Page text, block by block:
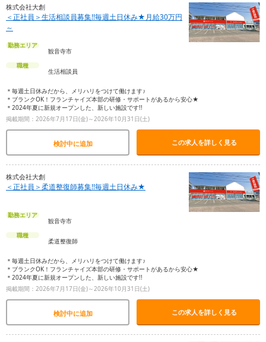
株式会社大創
＜正社員＞生活相談員募集!!毎週土日休み★月給30万円
～
勤務エリア
観音寺市
職種
生活相談員
＊毎週土日休みだから、メリハリをつけて働けます♪
＊ブランクOK！フランチャイズ本部の研修・サポートがあるから安心★
＊2024年夏に新規オープンした、新しい施設です!!
掲載期間：2026年7月17日(金)～2026年10月31日(土)
検討中に追加 この求人を詳しく見る
株式会社大創
＜正社員＞柔道整復師募集!!毎週土日休み★
勤務エリア
観音寺市
職種
柔道整復師
＊毎週土日休みだから、メリハリをつけて働けます♪
＊ブランクOK！フランチャイズ本部の研修・サポートがあるから安心★
＊2024年夏に新規オープンした、新しい施設です!!
掲載期間：2026年7月17日(金)～2026年10月31日(土)
検討中に追加 この求人を詳しく見る